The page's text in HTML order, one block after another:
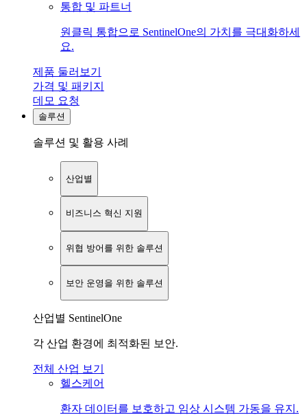
통합 및 파트너
원클릭 통합으로 SentinelOne의 가치를 극대화하세
요.
제품 둘러보기
가격 및 패키지
데모 요청
솔루션
솔루션 및 활용 사례
산업별
비즈니스 혁신 지원
위협 방어를 위한 솔루션
보안 운영을 위한 솔루션
산업별 SentinelOne
각 산업 환경에 최적화된 보안.
전체 산업 보기
헬스케어
환자 데이터를 보호하고 임상 시스템 가동을 유지.